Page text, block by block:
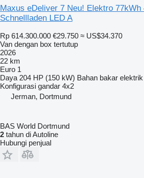
Maxus eDeliver 7 Neu! Elektro 77kWh
Schnellladen LED A
Rp 614.300.000 €29.750 ≈ US$34.370
Van dengan box tertutup
2026
22 km
Euro 1
Daya 204 HP (150 kW) Bahan bakar elektrik
Konfigurasi gandar 4x2
Jerman, Dortmund
BAS World Dortmund
2 tahun di Autoline
Hubungi penjual